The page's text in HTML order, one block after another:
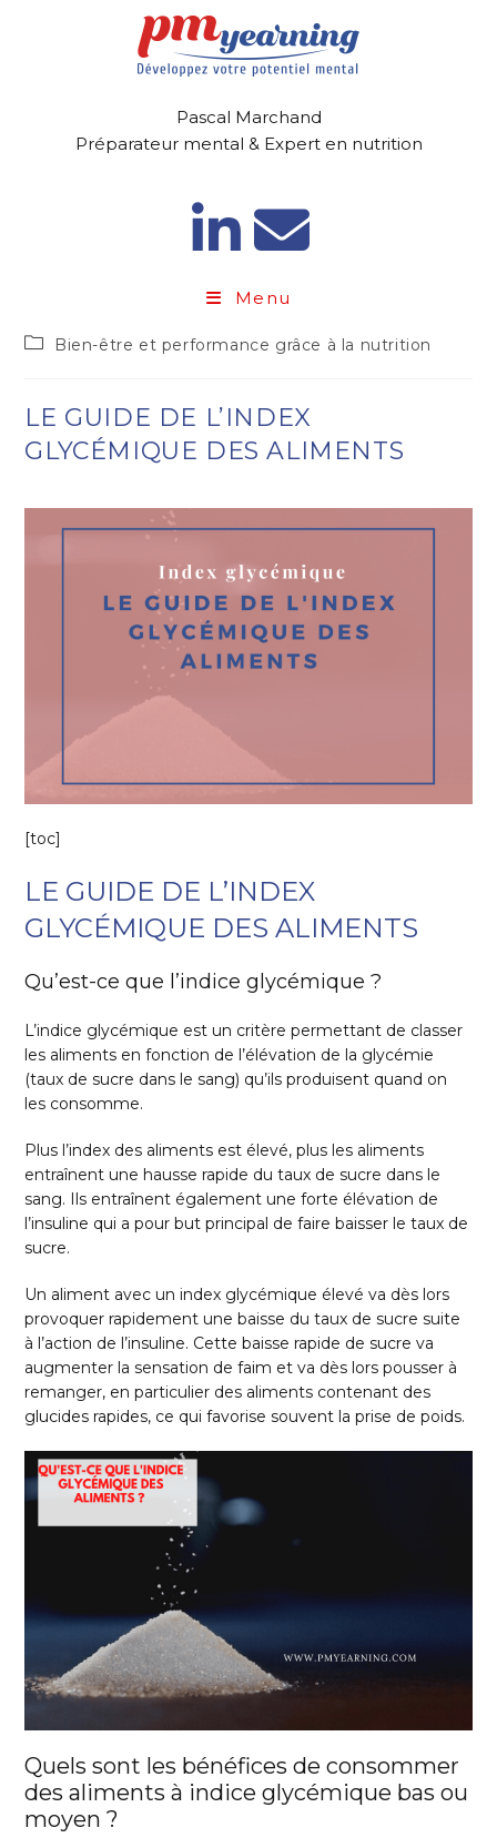
Pascal Marchand
Préparateur mental & Expert en nutrition
Menu
Bien-être et performance grâce à la nutrition
LE GUIDE DE L’INDEX
GLYCÉMIQUE DES ALIMENTS
[toc]
LE GUIDE DE L’INDEX
GLYCÉMIQUE DES ALIMENTS
Qu’est-ce que l’indice glycémique ?
L’indice glycémique est un critère permettant de classer
les aliments en fonction de l’élévation de la glycémie
(taux de sucre dans le sang) qu’ils produisent quand on
les consomme.
Plus l’index des aliments est élevé, plus les aliments
entraînent une hausse rapide du taux de sucre dans le
sang. Ils entraînent également une forte élévation de
l’insuline qui a pour but principal de faire baisser le taux de
sucre.
Un aliment avec un index glycémique élevé va dès lors
provoquer rapidement une baisse du taux de sucre suite
à l’action de l’insuline. Cette baisse rapide de sucre va
augmenter la sensation de faim et va dès lors pousser à
remanger, en particulier des aliments contenant des
glucides rapides, ce qui favorise souvent la prise de poids.
Quels sont les bénéfices de consommer
des aliments à indice glycémique bas ou
moyen ?